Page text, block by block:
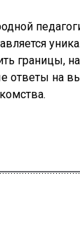
границы,
ответы на